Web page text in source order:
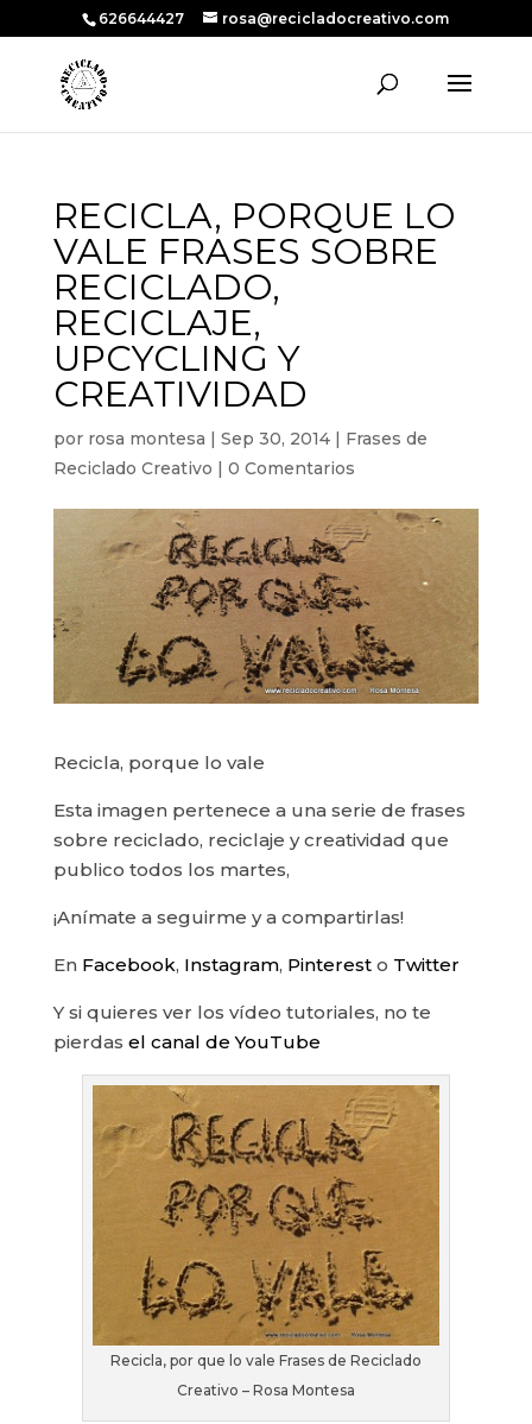
626644427 rosa@recicladocreativo.com
RECICLA, PORQUE LO
VALE FRASES SOBRE
RECICLADO,
RECICLAJE,
UPCYCLING Y
CREATIVIDAD
por rosa montesa | Sep 30, 2014| Frases de
Reciclado Creativo | 0 Comentarios
Recicla, porque lo vale
Esta imagen pertenece a una serie de frases
sobre reciclado, reciclaje y creatividad que
publico todos los martes,
¡Anímate a seguirme y a compartirlas!
En Facebook, Instagram, Pinteresto Twitter
Y si quieres ver los vídeo tutoriales, no te
pierdas el canal de YouTube
Recicla, por que lo vale Frases de Reciclado
Creativo – Rosa Montesa